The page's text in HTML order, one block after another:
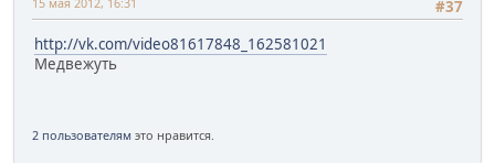
#37
http://vk.com/video81617848_162581021
Медвежуть
2 пользователям это нравится.